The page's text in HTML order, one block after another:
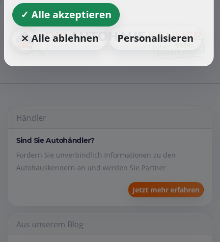
Händler
Sind Sie Autohändler?
Fordern Sie unverbindlich Informationen zu den
Autohauskennern an und werden Sie Partner
Jetzt mehr erfahren
Aus unserem Blog
✓ Alle akzeptieren
⨯ Alle ablehnen
Personalisieren